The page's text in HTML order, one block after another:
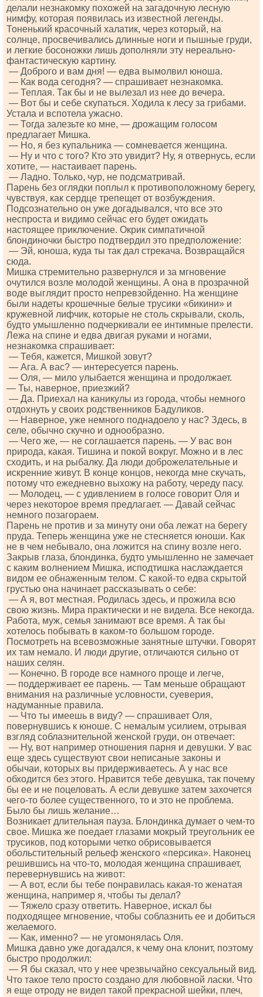
делали незнакомку похожей на загадочную лесную
нимфу, которая появилась из известной легенды.
Тоненький красочный халатик, через который, на
солнце, просвечивались длинные ноги и пышные груди,
и легкие босоножки лишь дополняли эту нереально-
фантастическую картину.
— Доброго и вам дня! — едва вымолвил юноша.
— Как вода сегодня? — спрашивает незнакомка.
— Теплая. Так бы и не вылезал из нее до вечера.
— Вот бы и себе скупаться. Ходила к лесу за грибами.
Устала и вспотела ужасно.
— Тогда залезьте ко мне, — дрожащим голосом
предлагает Мишка.
— Но, я без купальника — сомневается женщина.
— Ну и что с того? Кто это увидит? Ну, я отвернусь, если
хотите, — настаивает парень.
— Ладно. Только, чур, не подсматривай.
Парень без оглядки поплыл к противоположному берегу,
чувствуя, как сердце трепещет от возбуждения.
Подсознательно он уже догадывался, что все это
неспроста и видимо сейчас его будет ожидать
настоящее приключение. Окрик симпатичной
блондиночки быстро подтвердил это предположение:
— Эй, юноша, куда ты так дал стрекача. Возвращайся
сюда.
Мишка стремительно развернулся и за мгновение
очутился возле молодой женщины. А она в прозрачной
воде выглядит просто непревзойденно. На женщине
были надеты крошечные белые трусики «бикини» и
кружевной лифчик, которые не столь скрывали, сколь,
будто умышленно подчеркивали ее интимные прелести.
Лежа на спине и едва двигая руками и ногами,
незнакомка спрашивает:
— Тебя, кажется, Мишкой зовут?
— Ага. А вас? — интересуется парень.
— Оля, — мило улыбается женщина и продолжает.
— Ты, наверное, приезжий?
— Да. Приехал на каникулы из города, чтобы немного
отдохнуть у своих родственников Бадуликов.
— Наверное, уже немного поднадоело у нас? Здесь, в
селе, обычно скучно и однообразно.
— Чего же, — не соглашается парень. — У вас вон
природа, какая. Тишина и покой вокруг. Можно и в лес
сходить, и на рыбалку. Да люди доброжелательные и
искренние живут. В конце концов, некогда мне скучать,
потому что ежедневно выхожу на работу, череду пасу.
— Молодец, — с удивлением в голосе говорит Оля и
через некоторое время предлагает. — Давай сейчас
немного позагораем.
Парень не против и за минуту они оба лежат на берегу
пруда. Теперь женщина уже не стесняется юноши. Как
не в чем небывало, она ложится на спину возле него.
Закрыв глаза, блондинка, будто умышленно не замечает
с каким волнением Мишка, исподтишка наслаждается
видом ее обнаженным телом. С какой-то едва скрытой
грустью она начинает рассказывать о себе:
— А я, вот местная. Родилась здесь, и прожила всю
свою жизнь. Мира практически и не видела. Все некогда.
Работа, муж, семья занимают все время. А так бы
хотелось побывать в каком-то большом городе.
Посмотреть на всевозможные занятные штучки. Говорят
их там немало. И люди другие, отличаются сильно от
наших селян.
— Конечно. В городе все намного проще и легче,
— поддерживает ее парень. — Там меньше обращают
внимания на различные условности, суеверия,
надуманные правила.
— Что ты имеешь в виду? — спрашивает Оля,
повернувшись к юноше. С немалым усилием, отрывая
взгляд соблазнительной женской груди, он отвечает:
— Ну, вот например отношения парня и девушки. У вас
еще здесь существуют свои неписаные законы и
обычаи, которых вы придерживаетесь. А у нас все
обходится без этого. Нравится тебе девушка, так почему
бы ее и не поцеловать. А если девушке затем захочется
чего-то более существенного, то и это не проблема.
Было бы лишь желание…
Возникает длительная пауза. Блондинка думает о чем-то
свое. Мишка же поедает глазами мокрый треугольник ее
трусиков, под которыми четко обрисовывается
обольстительный рельеф женского «персика». Наконец
решившись на что-то, молодая женщина спрашивает,
перевернувшись на живот:
— А вот, если бы тебе понравилась какая-то женатая
женщина, например я, чтобы ты делал?
— Тяжело сразу ответить. Наверное, искал бы
подходящее мгновение, чтобы соблазнить ее и добиться
желаемого.
— Как, именно? — не угомонялась Оля.
Мишка давно уже догадался, к чему она клонит, поэтому
быстро продолжил:
— Я бы сказал, что у нее чрезвычайно сексуальный вид.
Что такое тело просто создано для любовной ласки. Что
я еще отроду не видел такой прекрасной шейки, плеч,